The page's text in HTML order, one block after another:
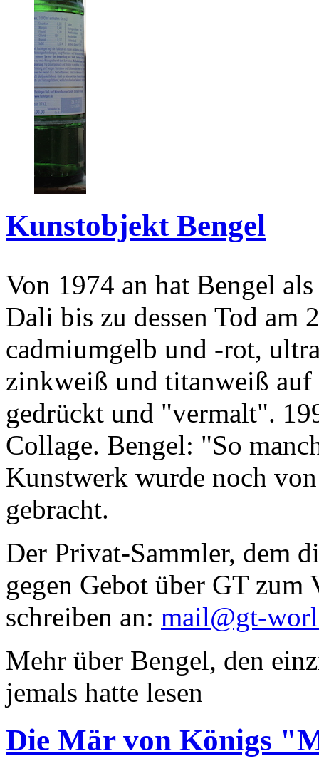
Kunstobjekt Bengel
Von 1974 an hat Bengel
Dali bis zu dessen Tod am
cadmiumgelb und -rot,
zinkweiß und titanweiß
gedrückt und "vermalt".
Collage. Bengel: "So
Kunstwerk wurde noch
gebracht.
Der Privat-Sammler, dem
gegen Gebot über GT zum
schreiben an: mail@gt-
Mehr über Bengel, den
jemals hatte lesen
Die Mär von Königs